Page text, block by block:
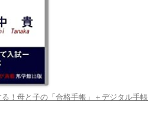
！母と子の「合格手帳」＋デジタル手帳